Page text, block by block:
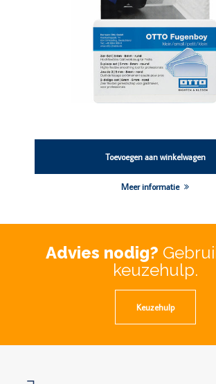
Toevoegen aan winkelwagen
Meer informatie
Advies nodig?
keuzehulp.
Keuzehulp